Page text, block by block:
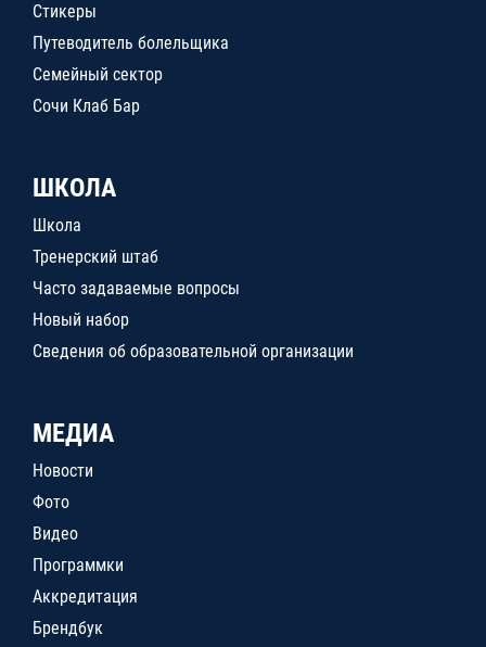
Стикеры
Путеводитель болельщика
Семейный сектор
Сочи Клаб Бар
ШКОЛА
Школа
Тренерский штаб
Часто задаваемые вопросы
Новый набор
Сведения об образовательной организации
МЕДИА
Новости
Фото
Видео
Программки
Аккредитация
Брендбук